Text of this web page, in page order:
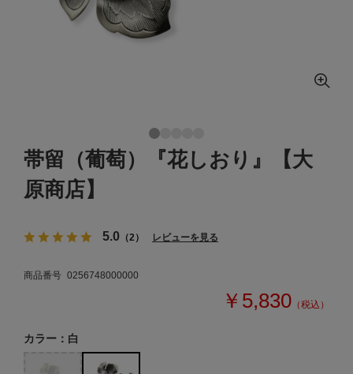
帯留（葡萄）『花しおり』【大
原商店】
5.0 （2） レビューを見る
商品番号 0256748000000
￥5,830 （税込）
カラー：白